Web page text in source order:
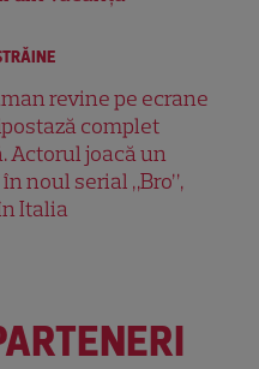
revine pe ecrane
complet
Actorul joacă un
noul serial „Bro”,
Italia